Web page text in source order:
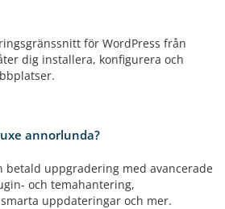
för WordPress från
dig installera, konfigurera och
annorlunda?
betald uppgradering med avancerade
och temahantering,
uppdateringar och mer.